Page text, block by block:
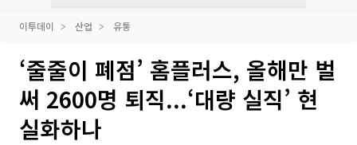
이투데이 산업 유통
‘줄줄이 폐점’ 홈플러스, 올해만 벌
써 2600명 퇴직...‘대량 실직’ 현
실화하나